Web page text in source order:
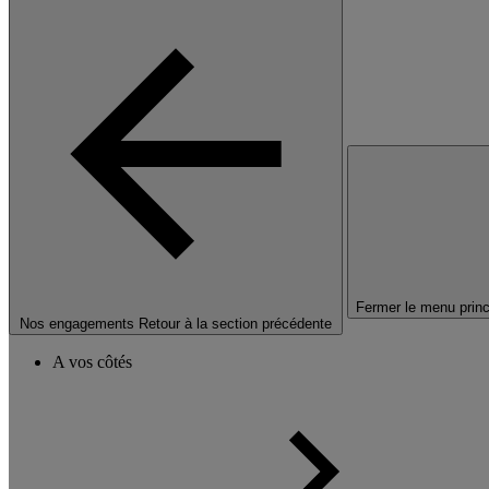
Nos engagements Retour à la section précédente
Fermer le menu
A vos côtés